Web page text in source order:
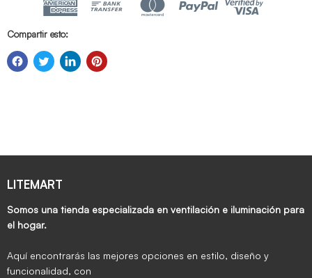
Compartir esto:
LITEMART
Somos una tienda especializada en ventilación e iluminación para
el hogar.
Aquí encontrarás las mejores opciones en estilo, diseño y
funcionalidad, con